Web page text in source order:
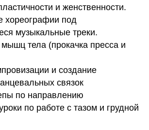
и женственности.
хореографии под
музыкальные треки.
тела (прокачка пресса и
и создание
связок
по направлению
по работе с тазом и грудной